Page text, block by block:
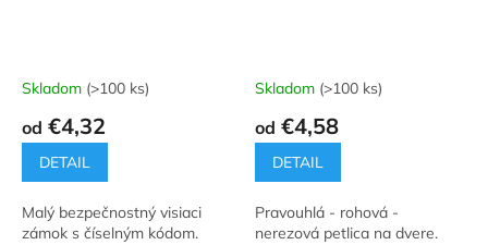
Skladom (>100 ks)
od €4,32
DETAIL
Malý bezpečnostný visiaci
zámok s číselným kódom.
Skladom (>100 ks)
od €4,58
DETAIL
Pravouhlá - rohová -
nerezová petlica na dvere.